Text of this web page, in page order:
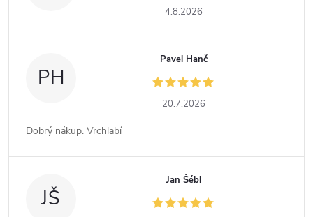
4.8.2026
PH
Pavel Hanč
20.7.2026
Dobrý nákup. Vrchlabí
JŠ
Jan Šébl